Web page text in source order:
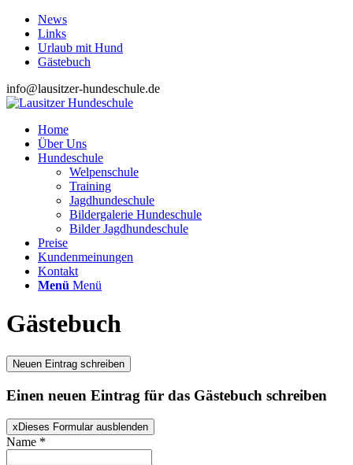
News
Links
Urlaub mit Hund
Gästebuch
info@lausitzer-hundeschule.de
Home
Über Uns
Hundeschule
Welpenschule
Training
Jagdhundeschule
Bildergalerie Hundeschule
Bilder Jagdhundeschule
Preise
Kundenmeinungen
Kontakt
Menü Menü
Gästebuch
Einen neuen Eintrag für das Gästebuch schreiben
x Dieses Formular ausblenden
Name *